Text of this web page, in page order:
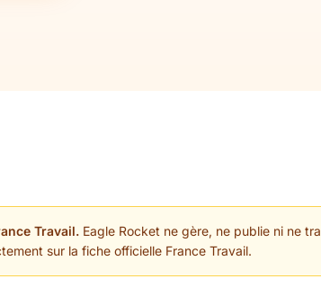
Travail. Eagle Rocket ne gère, ne publie ni ne
sur la fiche officielle France Travail.